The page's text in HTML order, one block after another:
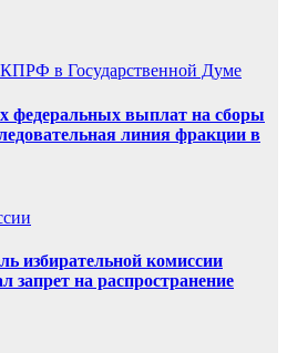
в Государственной Думе
федеральных выплат на сборы
линия фракции в
избирательной комиссии
запрет на распространение